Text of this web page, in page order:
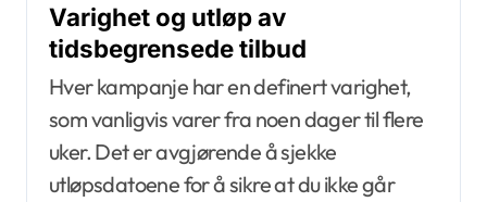
Varighet og utløp av
tidsbegrensede tilbud
Hver kampanje har en definert varighet,
som vanligvis varer fra noen dager til flere
uker. Det er avgjørende å sjekke
utløpsdatoene for å sikre at du ikke går